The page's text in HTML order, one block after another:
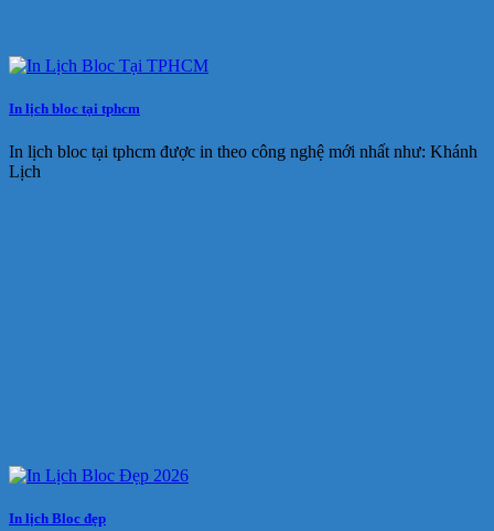
In lịch bloc tại tphcm
In lịch bloc tại tphcm được in theo công nghệ mới nhất như: Khánh
Lịch
In lịch Bloc đẹp